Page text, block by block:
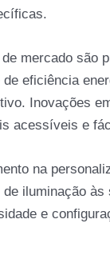
mercado são
eficiência
Inovações
acessíveis e
na
iluminação
e